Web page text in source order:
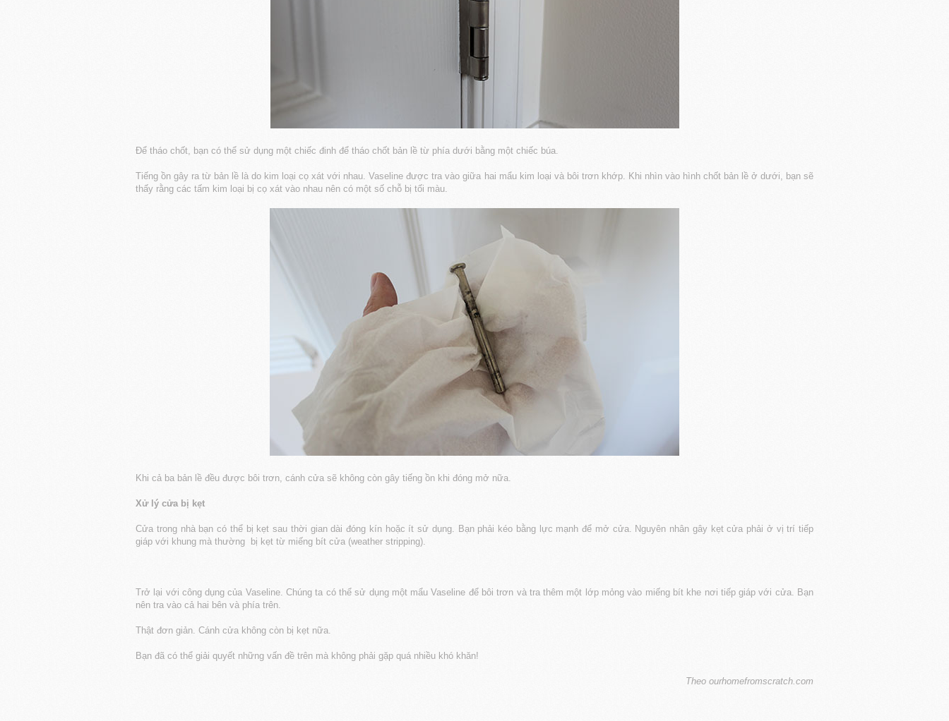
Để tháo chốt, bạn có thể sử dụng một chiếc đinh để tháo chốt bản lề từ phía dưới bằng một chiếc búa.
Tiếng ồn gây ra từ bản lề là do kim loại cọ xát với nhau. Vaseline được tra vào giữa hai mẩu kim loại và bôi trơn khớp. Khi nhìn vào hình chốt bản lề ở dưới, bạn sẽ
thấy rằng các tấm kim loại bị cọ xát vào nhau nên có một số chỗ bị tối màu.
Khi cả ba bản lề đều được bôi trơn, cánh cửa sẽ không còn gây tiếng ồn khi đóng mở nữa.
Xử lý cửa bị kẹt
Cửa trong nhà bạn có thể bị kẹt sau thời gian dài đóng kín hoặc ít sử dụng. Bạn phải kéo bằng lực mạnh để mở cửa. Nguyên nhân gây kẹt cửa phải ở vị trí tiếp
giáp với khung mà thường bị kẹt từ miếng bít cửa (weather stripping).
Trở lại với công dụng của Vaseline. Chúng ta có thể sử dụng một mẩu Vaseline để bôi trơn và tra thêm một lớp mỏng vào miếng bít khe nơi tiếp giáp với cửa. Bạn
nên tra vào cả hai bên và phía trên.
Thật đơn giản. Cánh cửa không còn bị kẹt nữa.
Bạn đã có thể giải quyết những vấn đề trên mà không phải gặp quá nhiều khó khăn!
Theo ourhomefromscratch.com